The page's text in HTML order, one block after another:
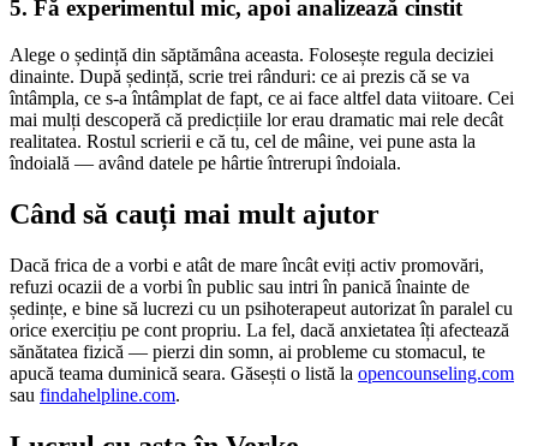
5. Fă experimentul mic, apoi analizează cinstit
Alege o ședință din săptămâna aceasta. Folosește regula deciziei
dinainte. După ședință, scrie trei rânduri: ce ai prezis că se va
întâmpla, ce s-a întâmplat de fapt, ce ai face altfel data viitoare. Cei
mai mulți descoperă că predicțiile lor erau dramatic mai rele decât
realitatea. Rostul scrierii e că tu, cel de mâine, vei pune asta la
îndoială — având datele pe hârtie întrerupi îndoiala.
Când să cauți mai mult ajutor
Dacă frica de a vorbi e atât de mare încât eviți activ promovări,
refuzi ocazii de a vorbi în public sau intri în panică înainte de
ședințe, e bine să lucrezi cu un psihoterapeut autorizat în paralel cu
orice exercițiu pe cont propriu. La fel, dacă anxietatea îți afectează
sănătatea fizică — pierzi din somn, ai probleme cu stomacul, te
apucă teama duminică seara. Găsești o listă la opencounseling.com
sau findahelpline.com.